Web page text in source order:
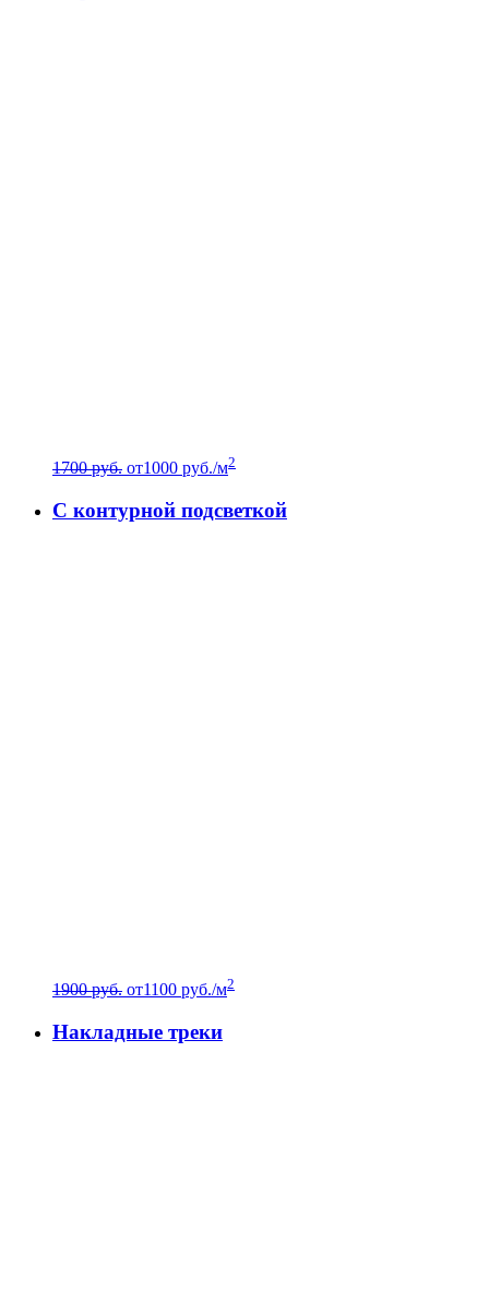
1700 руб. от1000 руб./м2
C контурной подсветкой
1900 руб. от1100 руб./м2
Накладные треки